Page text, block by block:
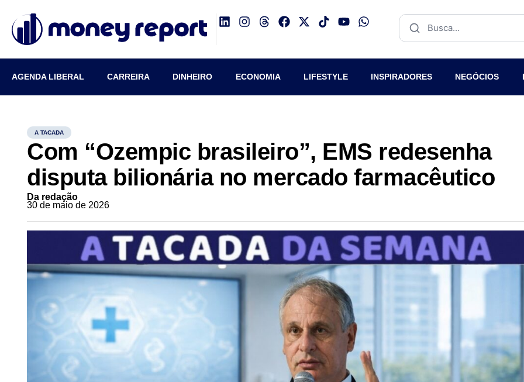
AGENDA LIBERAL CARREIRA DINHEIRO ECONOMIA LIFESTYLE INSPIRADORES NEGÓCIOS
A TACADA
Com “Ozempic brasileiro”, EMS redesenha
disputa bilionária no mercado farmacêutico
Da redação
30 de maio de 2026